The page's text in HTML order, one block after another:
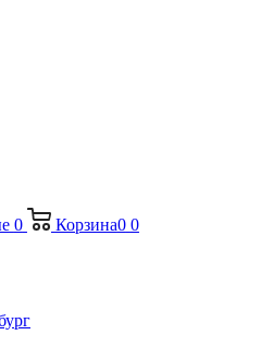
0 Корзина0 0